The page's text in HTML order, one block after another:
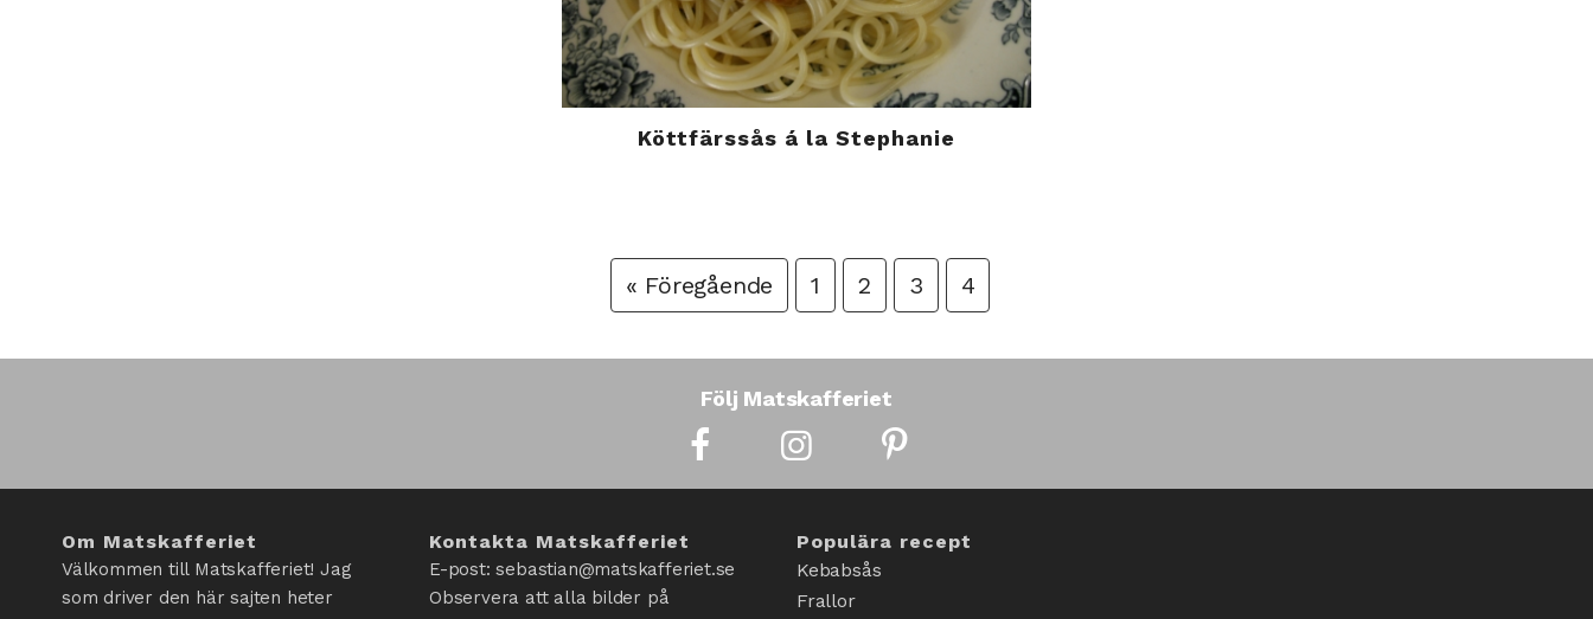
Köttfärssås á la Stephanie
« Föregående 1 2 3 4
Följ Matskafferiet
Om Matskafferiet
Välkommen till Matskafferiet! Jag
som driver den här sajten heter
Kontakta Matskafferiet
E-post: sebastian@matskafferiet.se
Observera att alla bilder på
Populära recept
Kebabsås
Frallor